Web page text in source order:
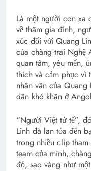
Là một người con xa
về thăm gia đình,
xúc đối với Quang
của chàng trai Nghệ
quan tâm, yêu mến,
thích và cảm phục vì
nhân văn của
dân khó khăn ở
“Người Việt tử tế”,
Linh đã lan tỏa đến
trong nhiều clip
team của mình,
đỏ, sao vàng như